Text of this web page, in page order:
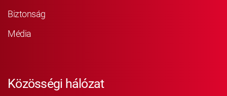
Biztonság
Média
Közösségi hálózat